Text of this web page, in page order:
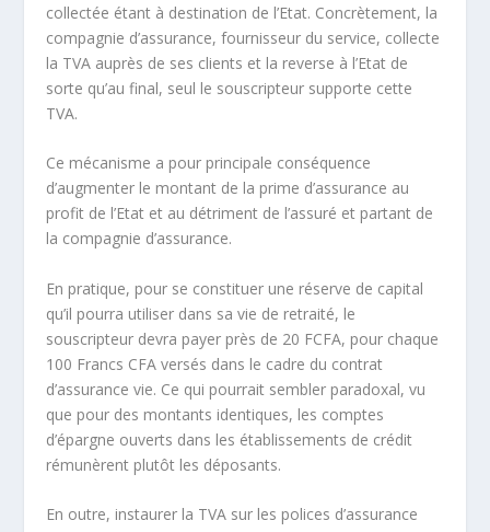
collectée étant à destination de l’Etat. Concrètement, la
compagnie d’assurance, fournisseur du service, collecte
la TVA auprès de ses clients et la reverse à l’Etat de
sorte qu’au final, seul le souscripteur supporte cette
TVA.
Ce mécanisme a pour principale conséquence
d’augmenter le montant de la prime d’assurance au
profit de l’Etat et au détriment de l’assuré et partant de
la compagnie d’assurance.
En pratique, pour se constituer une réserve de capital
qu’il pourra utiliser dans sa vie de retraité, le
souscripteur devra payer près de 20 FCFA, pour chaque
100 Francs CFA versés dans le cadre du contrat
d’assurance vie. Ce qui pourrait sembler paradoxal, vu
que pour des montants identiques, les comptes
d’épargne ouverts dans les établissements de crédit
rémunèrent plutôt les déposants.
En outre, instaurer la TVA sur les polices d’assurance